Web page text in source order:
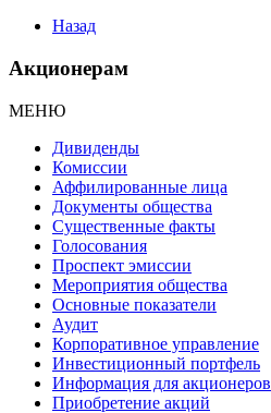
Назад
Акционерам
МЕНЮ
Дивиденды
Комиссии
Аффилированные лица
Документы общества
Существенные факты
Голосования
Проспект эмиссии
Мероприятия общества
Основные показатели
Аудит
Корпоративное управление
Инвестиционный портфель
Информация для акционеров
Приобретение акций